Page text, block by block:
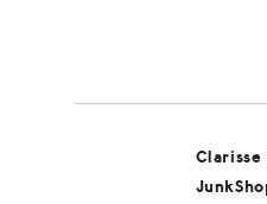
Clarisse